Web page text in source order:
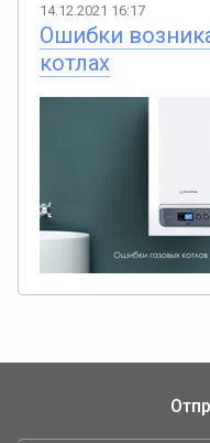
14.12.2021 16:17
Ошибки
котлах